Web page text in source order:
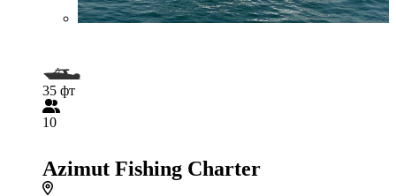
35 фт
10
Azimut Fishing Charter